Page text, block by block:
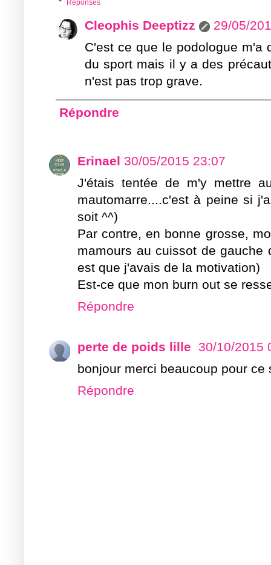
Réponses
Cleophis Deeptizz
29/05/
C'est ce que le podologue m'a
du sport mais il y a des
n'est pas trop grave.
Répondre
Erinael 30/05/2015 23:07
J'étais tentée de m'y mettre
mautomarre....c'est à peine si
soit ^^)
Par contre, en bonne grosse,
mamours au cuissot de
est que j'avais de la motivation)
Est-ce que mon burn out se
Répondre
perte de poids lille
30/10/2015
bonjour merci beaucoup pour ce
Répondre